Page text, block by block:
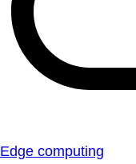
Edge computing